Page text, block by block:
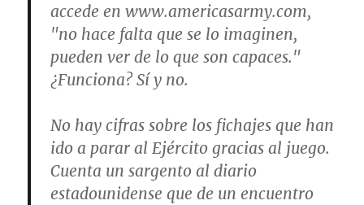
accede en www.americasarmy.com,
"no hace falta que se lo imaginen,
pueden ver de lo que son capaces."
¿Funciona? Sí y no.
No hay cifras sobre los fichajes que han
ido a parar al Ejército gracias al juego.
Cuenta un sargento al diario
estadounidense que de un encuentro